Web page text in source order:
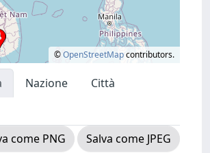
©OpenStreetMapcontributors.
Nazione
Città
come PNG
Salva come JPEG